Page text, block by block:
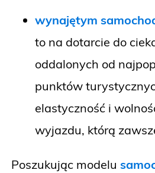
wynajętym
to na dotarcie do
oddalonych od
punktów
elastyczność i
wyjazdu, którą
Poszukując modelu